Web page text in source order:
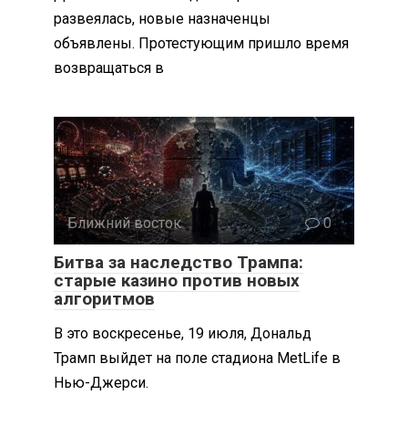
развеялась, новые назначенцы
объявлены. Протестующим пришло время
возвращаться в
Ближний восток 0
Битва за наследство Трампа:
старые казино против новых
алгоритмов
В это воскресенье, 19 июля, Дональд
Трамп выйдет на поле стадиона MetLife в
Нью-Джерси.